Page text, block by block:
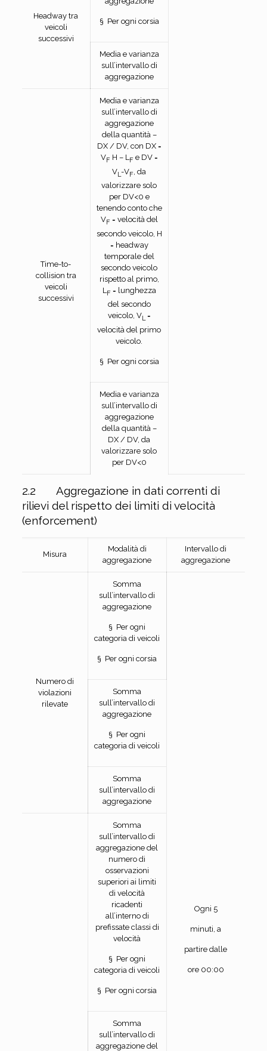
Headway tra
veicoli
successivi
§ Per ogni corsia
Media e varianza
sull’intervallo di
aggregazione
Time-to-
collision tra
veicoli
successivi
Media e varianza
sull’intervallo di
aggregazione
della quantità –
DX / DV, con DX =
VFH – LFe DV =
VL-VF , da
valorizzare solo
per DV<0 e
tenendo conto che
VF = velocità del
secondo veicolo, H
= headway
temporale del
secondo veicolo
rispetto al primo,
L F= lunghezza
del secondo
veicolo, VL =
velocità del primo
veicolo.
§ Per ogni corsia
Media e varianza
sull’intervallo di
aggregazione
della quantità –
DX / DV, da
valorizzare solo
per DV<0
2.2 Aggregazione in dati correnti di
rilievi del rispetto dei limiti di velocità
(enforcement)
Misura
Modalità di
aggregazione
Intervallo di
aggregazione
Numero di
violazioni
rilevate
Somma
sull’intervallo di
aggregazione
§ Per ogni
categoria di veicoli
§ Per ogni corsia
Ogni 5
minuti, a
partire dalle
ore 00:00
Somma
sull’intervallo di
aggregazione
§ Per ogni
categoria di veicoli
Somma
sull’intervallo di
aggregazione
Somma
sull’intervallo di
aggregazione del
numero di
osservazioni
superiori ai limiti
di velocità
ricadenti
all’interno di
prefissate classi di
velocità
§ Per ogni
categoria di veicoli
§ Per ogni corsia
Somma
sull’intervallo di
aggregazione del